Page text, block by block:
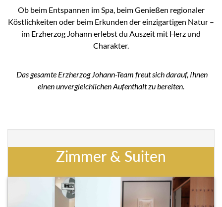
Ob beim Entspannen im Spa, beim Genießen regionaler
Köstlichkeiten oder beim Erkunden der einzigartigen Natur –
im Erzherzog Johann erlebst du Auszeit mit Herz und
Charakter.
Das gesamte Erzherzog Johann-Team freut sich darauf, Ihnen
einen unvergleichlichen Aufenthalt zu bereiten.
Zimmer & Suiten